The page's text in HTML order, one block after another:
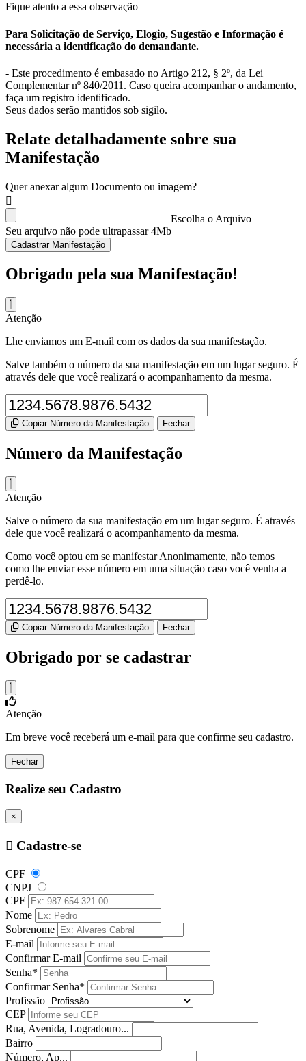
Fique atento a essa observação
Para Solicitação de Serviço, Elogio, Sugestão e Informação é
necessária a identificação do demandante.
- Este procedimento é embasado no Artigo 212, § 2º, da Lei
Complementar nº 840/2011. Caso queira acompanhar o andamento,
faça um registro identificado.
Seus dados serão mantidos sob sigilo.
Relate detalhadamente sobre sua
Manifestação
Quer anexar algum Documento ou imagem?
Escolha o Arquivo
Seu arquivo não pode ultrapassar 4Mb
Cadastrar Manifestação
Obrigado pela sua Manifestação!
Atenção
Lhe enviamos um E-mail com os dados da sua manifestação.
Salve também o número da sua manifestação em um lugar seguro. É
através dele que você realizará o acompanhamento da mesma.
Copiar Número da Manifestação Fechar
Número da Manifestação
Atenção
Salve o número da sua manifestação em um lugar seguro. É através
dele que você realizará o acompanhamento da mesma.
Como você optou em se manifestar Anonimamente, não temos
como lhe enviar esse número em uma situação caso você venha a
perdê-lo.
Copiar Número da Manifestação Fechar
Obrigado por se cadastrar
Atenção
Em breve você receberá um e-mail para que confirme seu cadastro.
Fechar
Realize seu Cadastro
×
Cadastre-se
CPF
CNPJ
CPF
Nome
Sobrenome
E-mail
Confirmar E-mail
Senha*
Confirmar Senha*
Profissão
CEP
Rua, Avenida, Logradouro...
Bairro
Número, Ap...